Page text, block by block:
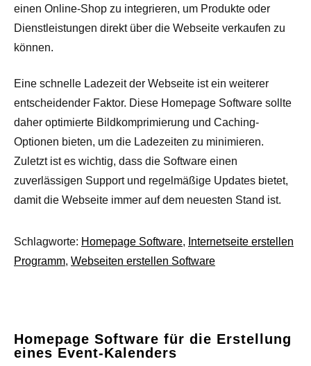
einen Online-Shop zu integrieren, um Produkte oder
Dienstleistungen direkt über die Webseite verkaufen zu
können.
Eine schnelle Ladezeit der Webseite ist ein weiterer
entscheidender Faktor. Diese Homepage Software sollte
daher optimierte Bildkomprimierung und Caching-
Optionen bieten, um die Ladezeiten zu minimieren.
Zuletzt ist es wichtig, dass die Software einen
zuverlässigen Support und regelmäßige Updates bietet,
damit die Webseite immer auf dem neuesten Stand ist.
Schlagworte: Homepage Software, Internetseite erstellen
Programm, Webseiten erstellen Software
Homepage Software für die Erstellung
eines Event-Kalenders